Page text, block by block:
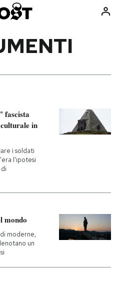
Consumismi
Storie/Idee
Media
fascista
in
i soldati
l'ipotesi
mondo
moderne,
un